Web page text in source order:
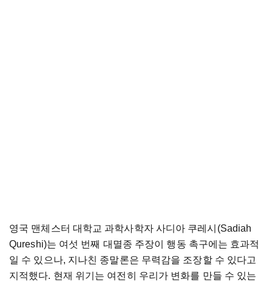
영국 맨체스터 대학교 과학사학자 사디아 쿠레시(Sadiah
Qureshi)는 여섯 번째 대멸종 주장이 행동 촉구에는 효과적
일 수 있으나, 지나친 종말론은 무력감을 조장할 수 있다고
지적했다. 현재 위기는 여전히 우리가 변화를 만들 수 있는